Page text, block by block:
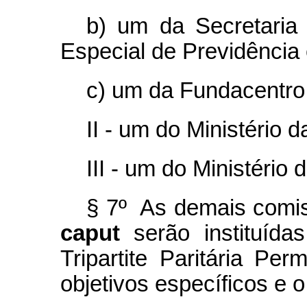
b) um da
Especial de Previdência
c) um da
II - um do Ministério
III - um do Ministério
§ 7º As demais
caput serão
Tripartite Paritária
objetivos específicos e